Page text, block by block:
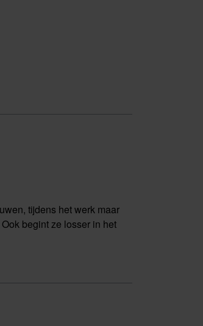
tijdens het werk maar
begint ze losser in het